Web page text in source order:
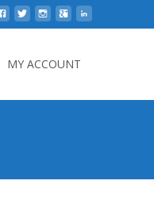
MY ACCOUNT